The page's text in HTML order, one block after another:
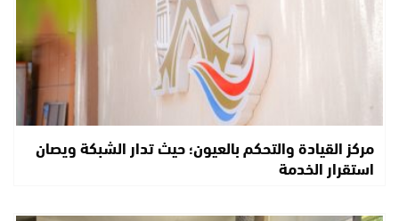
مركز القيادة والتحكم بالعيون؛ حيث تدار الشبكة ويصان
استقرار الخدمة